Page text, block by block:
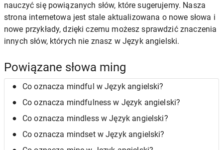
nauczyć się powiązanych słów, które sugerujemy. Nasza
strona internetowa jest stale aktualizowana o nowe słowa i
nowe przykłady, dzięki czemu możesz sprawdzić znaczenia
innych słów, których nie znasz w Język angielski.
Powiązane słowa ming
Co oznacza mindful w Język angielski?
Co oznacza mindfulness w Język angielski?
Co oznacza mindless w Język angielski?
Co oznacza mindset w Język angielski?